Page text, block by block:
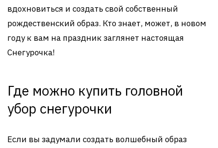
вдохновиться и создать свой собственный
рождественский образ. Кто знает, может, в новом
году к вам на праздник заглянет настоящая
Снегурочка!
Где можно купить головной
убор снегурочки
Если вы задумали создать волшебный образ